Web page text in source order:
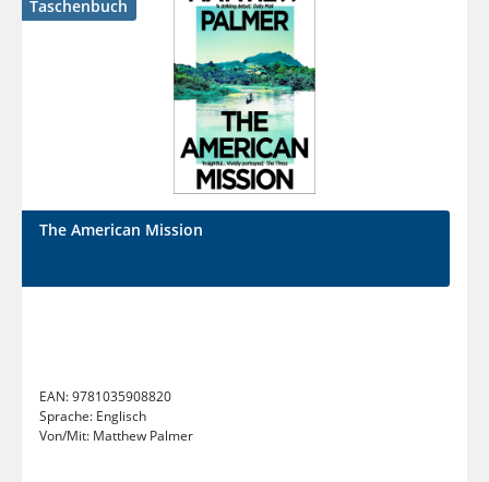
Taschenbuch
The American Mission
EAN:9781035908820
Sprache: Englisch
Von/Mit: Matthew Palmer